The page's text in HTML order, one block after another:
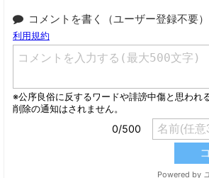
コメントを書く（ユーザー登録不要）